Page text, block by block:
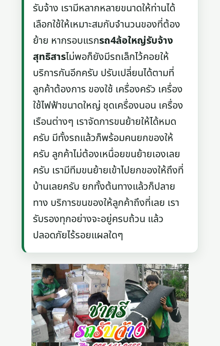
รับจ้าง เรามีหลากหลายขนาดให้ท่านได้
เลือกใช้ให้เหมาะสมกับจำนวนของที่ต้อง
ย้าย หากรอบแรกรถ4ล้อใหญ่รับจ้าง
สุทธิสารไม่พอก็ยังมีรถเล็กไว้คอยให้
บริการกันอีกครับ ปรับเปลี่ยนได้ตามที่
ลูกค้าต้องการ ของใช้ เครื่องครัว เครื่อง
ใช้ไฟฟ้าขนาดใหญ่ ชุดเครื่องนอน เครื่อง
เรือนต่างๆ เราจัดการขนย้ายให้ได้หมด
ครับ มีทั้งรถแล้วก็พร้อมคนยกของให้
ครับ ลูกค้าไม่ต้องเหนื่อยขนย้ายเองเลย
ครับ เรามีทีมขนย้ายเข้าไปยกของให้ถึงที่
บ้านเลยครับ ยกทั้งต้นทางแล้วก็ปลาย
ทาง บริการขนของให้ลูกค้าถึงที่เลย เรา
รับรองทุกอย่างจะอยู่ครบถ้วน แล้ว
ปลอดภัยไร้รอยแผลใดๆ